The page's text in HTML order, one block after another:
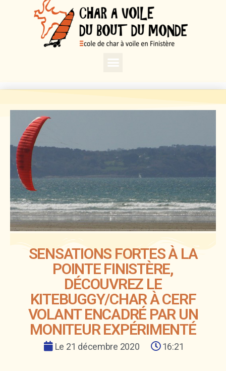
SENSATIONS FORTES À LA
POINTE FINISTÈRE,
DÉCOUVREZ LE
KITEBUGGY/CHAR À CERF
VOLANT ENCADRÉ PAR UN
MONITEUR EXPÉRIMENTÉ
Le 21 décembre 2020 16:21